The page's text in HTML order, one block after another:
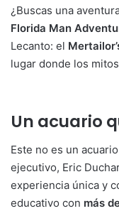
¿Buscas una
Florida Man
Lecanto: el
lugar donde los
Un acuario
Este no es un
ejecutivo, Eric
experiencia única y
educativo con más